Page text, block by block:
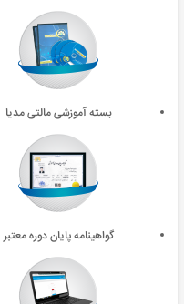
بسته آموزشی مالتی مدیا
گواهینامه پایان دوره معتبر